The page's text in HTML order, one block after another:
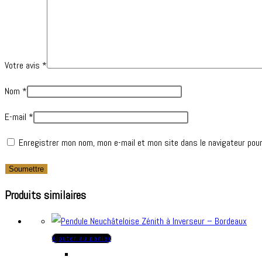
Votre avis *
Nom *
E-mail *
Enregistrer mon nom, mon e-mail et mon site dans le navigateur
Produits similaires
Ajouter au panier